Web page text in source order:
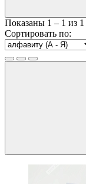
Показаны 1 – 1 из 1
Сортировать по: